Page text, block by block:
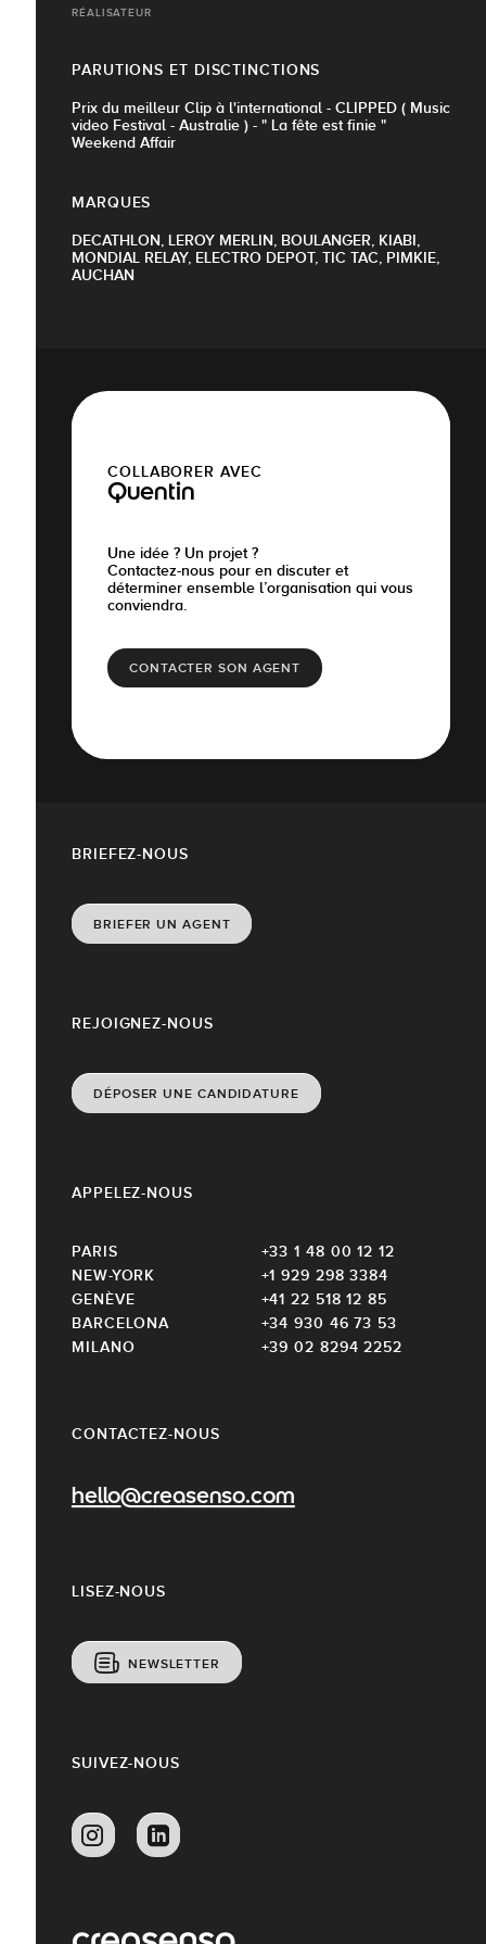
RÉALISATEUR
PARUTIONS ET DISCTINCTIONS
Prix du meilleur Clip à l'international - CLIPPED ( Music
video Festival - Australie ) - " La fête est finie "
Weekend Affair
MARQUES
DECATHLON, LEROY MERLIN, BOULANGER, KIABI,
MONDIAL RELAY, ELECTRO DEPOT, TIC TAC, PIMKIE,
AUCHAN
COLLABORER AVEC
Quentin
Une idée ? Un projet ?
Contactez-nous pour en discuter et
déterminer ensemble l’organisation qui vous
conviendra.
CONTACTER SON AGENT
CONTACTEZ-NOUS
hello@creasenso.com
REJOIGNEZ-NOUS
DÉPOSER UNE CANDIDATURE
LISEZ-NOUS
NEWSLETTER
APPELEZ-NOUS
PARIS
+33 1 48 00 12 12
NEW-YORK
+1 929 298 3384
GENÈVE
+41 22 518 12 85
BARCELONA
+34 930 46 73 53
MILANO
+39 02 8294 2252
BRIEFEZ-NOUS
BRIEFER UN AGENT
SUIVEZ-NOUS